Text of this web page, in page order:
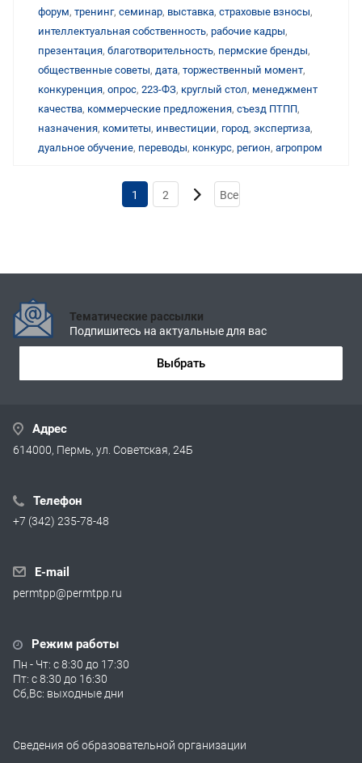
форум, тренинг, семинар, выставка, страховые взносы,
интеллектуальная собственность, рабочие кадры,
презентация, благотворительность, пермские бренды,
общественные советы, дата, торжественный момент,
конкуренция, опрос, 223-ФЗ, круглый стол, менеджмент
качества, коммерческие предложения, съезд ПТПП,
назначения, комитеты, инвестиции, город, экспертиза,
дуальное обучение, переводы, конкурс, регион, агропром
1 2 Все
Тематические рассылки
Подпишитесь на актуальные для вас
Выбрать
Адрес
614000, Пермь, ул. Советская, 24Б
Телефон
+7 (342) 235-78-48
E-mail
permtpp@permtpp.ru
Режим работы
Пн - Чт: с 8:30 до 17:30
Пт: с 8:30 до 16:30
Сб,Вс: выходные дни
Сведения об образовательной организации